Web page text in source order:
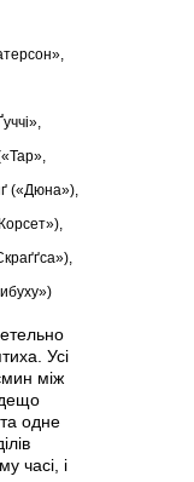
(«Дюна»),
Усі
між
одне
часі, і